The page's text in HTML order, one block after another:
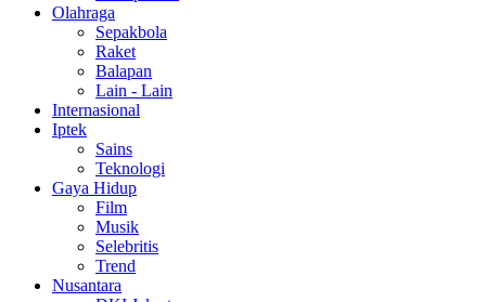
Olahraga
Sepakbola
Raket
Balapan
Lain - Lain
Internasional
Iptek
Sains
Teknologi
Gaya Hidup
Film
Musik
Selebritis
Trend
Nusantara